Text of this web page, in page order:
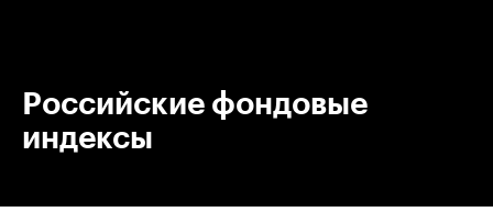
Российские фондовые
индексы